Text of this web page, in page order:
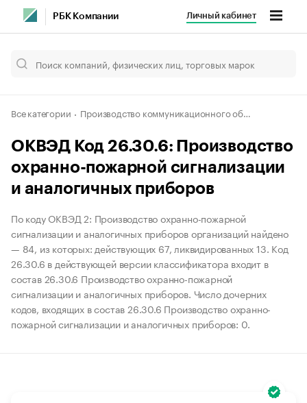
РБК Компании Личный кабинет
Все категории Производство коммуникационного оборудования
ОКВЭД Код 26.30.6: Производство
охранно-пожарной сигнализации
и аналогичных приборов
По коду ОКВЭД 2: Производство охранно-пожарной
сигнализации и аналогичных приборов организаций найдено
— 84, из которых: действующих 67, ликвидированных 13. Код
26.30.6 в действующей версии классификатора входит в
состав 26.30.6 Производство охранно-пожарной
сигнализации и аналогичных приборов. Число дочерних
кодов, входящих в состав 26.30.6 Производство охранно-
пожарной сигнализации и аналогичных приборов: 0.